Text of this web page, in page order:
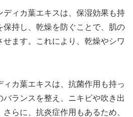
ディカ葉エキスは、保湿効果も持
保持し、乾燥を防ぐことで、肌の
ます。これにより、乾燥やシワ
ィカ葉エキスは、抗菌作用も持っ
ランスを整え、ニキビや吹き出
らに、抗炎症作用もあるため、